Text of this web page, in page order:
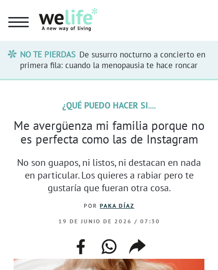
NO TE PIERDAS De susurro nocturno a concierto en
primera fila: cuando la menopausia te hace roncar
¿QUÉ PUEDO HACER SI....
Me avergüenza mi familia porque no
es perfecta como las de Instagram
No son guapos, ni listos, ni destacan en nada
en particular. Los quieres a rabiar pero te
gustaría que fueran otra cosa.
POR PAKA DÍAZ
19 DE JUNIO DE 2026 / 07:30
facebookwhatsappcompartir
enlace